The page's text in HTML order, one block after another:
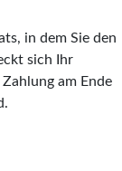
in dem Sie den
sich Ihr
am Ende